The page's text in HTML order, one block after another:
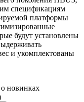
спецификациям
платформы
будут установлены
и укомплектованы
новинках